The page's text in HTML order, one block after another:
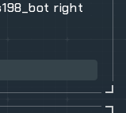
right